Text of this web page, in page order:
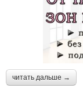
читать дальше →